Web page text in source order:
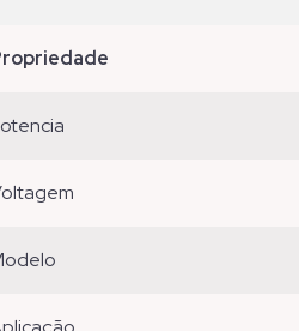
propriedade
potencia
voltagem
modelo